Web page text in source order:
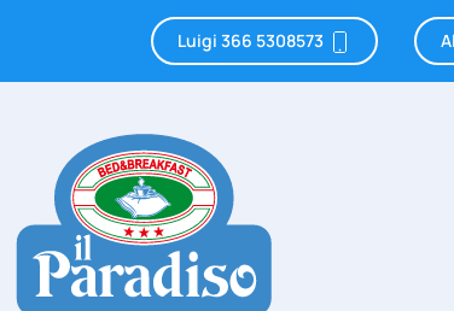
Luigi 366 5308573